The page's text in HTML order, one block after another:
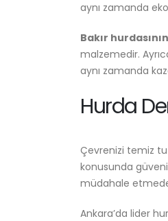
aynı zamanda
Bakır
malzemedir.
aynı zamanda
Hurda
Çevrenizi temiz
konusunda
müdahale
Ankara’da lider